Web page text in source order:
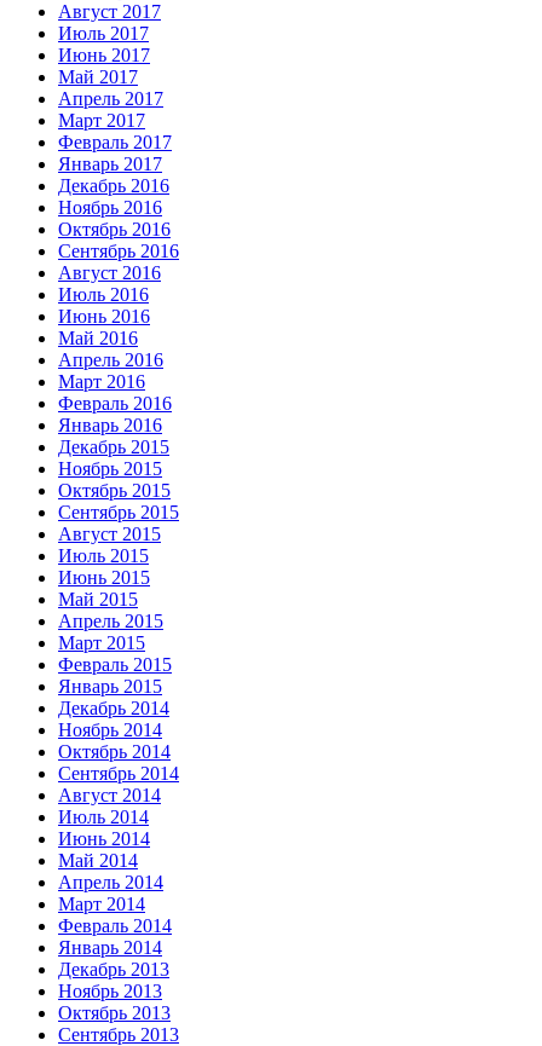
Август 2017
Июль 2017
Июнь 2017
Май 2017
Апрель 2017
Март 2017
Февраль 2017
Январь 2017
Декабрь 2016
Ноябрь 2016
Октябрь 2016
Сентябрь 2016
Август 2016
Июль 2016
Июнь 2016
Май 2016
Апрель 2016
Март 2016
Февраль 2016
Январь 2016
Декабрь 2015
Ноябрь 2015
Октябрь 2015
Сентябрь 2015
Август 2015
Июль 2015
Июнь 2015
Май 2015
Апрель 2015
Март 2015
Февраль 2015
Январь 2015
Декабрь 2014
Ноябрь 2014
Октябрь 2014
Сентябрь 2014
Август 2014
Июль 2014
Июнь 2014
Май 2014
Апрель 2014
Март 2014
Февраль 2014
Январь 2014
Декабрь 2013
Ноябрь 2013
Октябрь 2013
Сентябрь 2013